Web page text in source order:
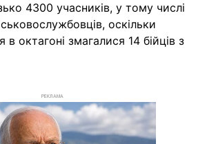
4300 учасників, у тому числі
оскільки
в октагоні змагалися 14 бійців з
РЕКЛАМА